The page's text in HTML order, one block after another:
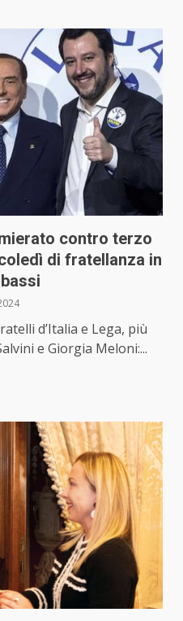
contro terzo
di fratellanza in
d’Italia e Lega, più
e Giorgia Meloni:...